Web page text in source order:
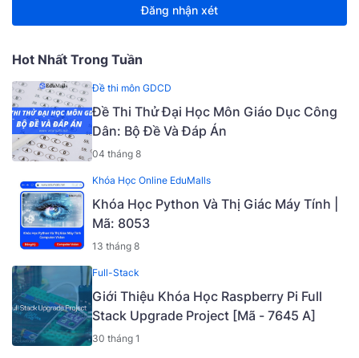
Đăng nhận xét
Hot Nhất Trong Tuần
Đề thi môn GDCD
Đề Thi Thử Đại Học Môn Giáo Dục Công
Dân: Bộ Đề Và Đáp Án
04 tháng 8
Khóa Học Online EduMalls
Khóa Học Python Và Thị Giác Máy Tính |
Mã: 8053
13 tháng 8
Full-Stack
Giới Thiệu Khóa Học Raspberry Pi Full
Stack Upgrade Project [Mã - 7645 A]
30 tháng 1